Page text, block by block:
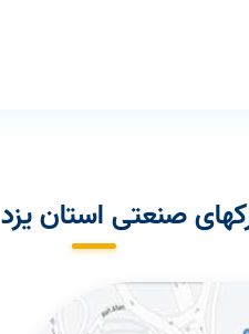
صنعتی استان یزد